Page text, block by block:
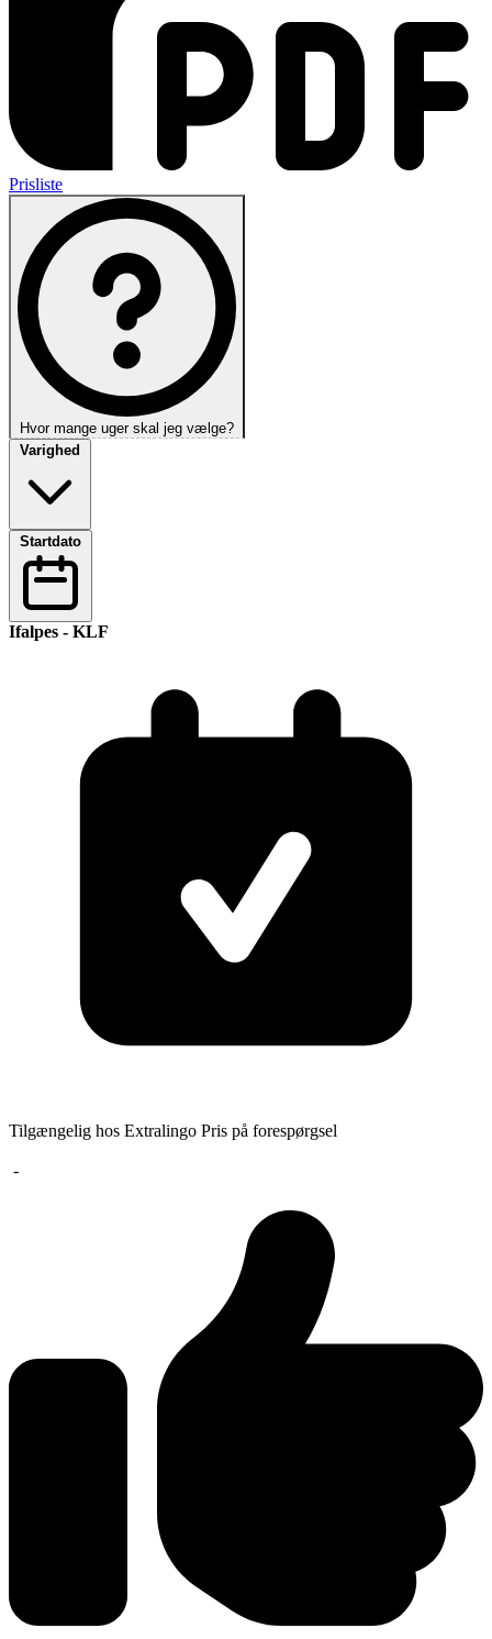
Prisliste
Hvor mange uger skal jeg vælge?
Varighed
Startdato
Ifalpes - KLF
Tilgængelig hos Extralingo Pris på forespørgsel
-